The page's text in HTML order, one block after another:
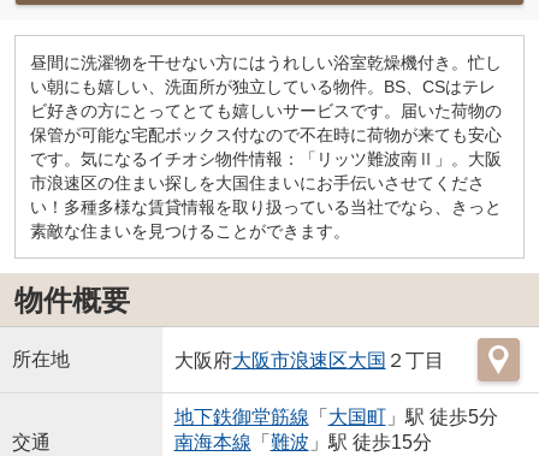
昼間に洗濯物を干せない方にはうれしい浴室乾燥機付き。忙し
い朝にも嬉しい、洗面所が独立している物件。BS、CSはテレ
ビ好きの方にとってとても嬉しいサービスです。届いた荷物の
保管が可能な宅配ボックス付なので不在時に荷物が来ても安心
です。気になるイチオシ物件情報：「リッツ難波南Ⅱ」。大阪
市浪速区の住まい探しを大国住まいにお手伝いさせてくださ
い！多種多様な賃貸情報を取り扱っている当社でなら、きっと
素敵な住まいを見つけることができます。
物件概要
所在地 大阪府大阪市浪速区大国 ２丁目
交通
地下鉄御堂筋線 「 大国町」駅 徒歩5分
南海本線 「 難波 」駅 徒歩15分